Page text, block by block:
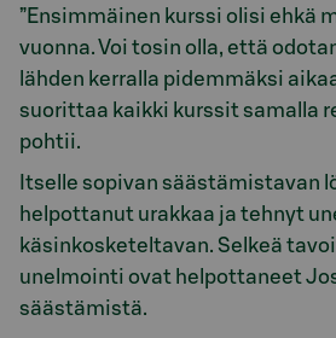
”Ensimmäinen kurssi olisi ehkä
vuonna. Voi tosin olla, että
lähden kerralla pidemmäksi
suorittaa kaikki kurssit samalla
pohtii.
Itselle sopivan säästämistavan
helpottanut urakkaa ja tehnyt
käsinkosketeltavan. Selkeä
unelmointi ovat helpottaneet
säästämistä.